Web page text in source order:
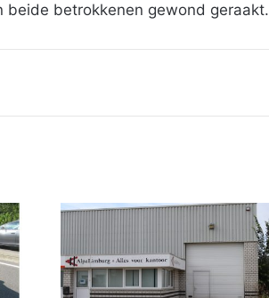
beide betrokkenen gewond geraakt.